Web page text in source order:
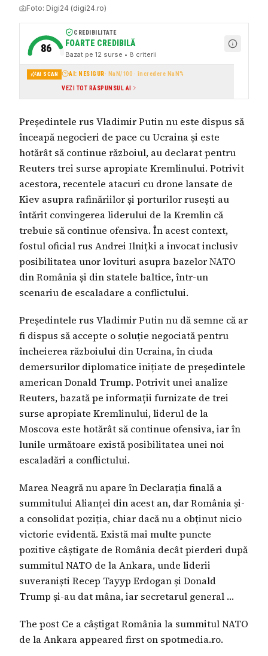
Foto: Digi24 (digi24.ro)
86
CREDIBILITATE
FOARTE CREDIBILĂ
Bazat pe 12 surse • 8 criterii
AI SCAN AI: NESIGUR· NaN/100 · încredere NaN%
VEZI TOT RĂSPUNSUL AI
Președintele rus Vladimir Putin nu este dispus să
înceapă negocieri de pace cu Ucraina și este
hotărât să continue războiul, au declarat pentru
Reuters trei surse apropiate Kremlinului. Potrivit
acestora, recentele atacuri cu drone lansate de
Kiev asupra rafinăriilor și porturilor rusești au
întărit convingerea liderului de la Kremlin că
trebuie să continue ofensiva. În acest context,
fostul oficial rus Andrei Ilnițki a invocat inclusiv
posibilitatea unor lovituri asupra bazelor NATO
din România și din statele baltice, într-un
scenariu de escaladare a conflictului.
Președintele rus Vladimir Putin nu dă semne că ar
fi dispus să accepte o soluție negociată pentru
încheierea războiului din Ucraina, în ciuda
demersurilor diplomatice inițiate de președintele
american Donald Trump. Potrivit unei analize
Reuters, bazată pe informații furnizate de trei
surse apropiate Kremlinului, liderul de la
Moscova este hotărât să continue ofensiva, iar în
lunile următoare există posibilitatea unei noi
escaladări a conflictului.
Marea Neagră nu apare în Declarația finală a
summitului Alianței din acest an, dar România și-
a consolidat poziția, chiar dacă nu a obținut nicio
victorie evidentă. Există mai multe puncte
pozitive câștigate de România decât pierderi după
summitul NATO de la Ankara, unde liderii
suveraniști Recep Tayyp Erdogan și Donald
Trump și-au dat mâna, iar secretarul general …
The post Ce a câștigat România la summitul NATO
de la Ankara appeared first on spotmedia.ro.